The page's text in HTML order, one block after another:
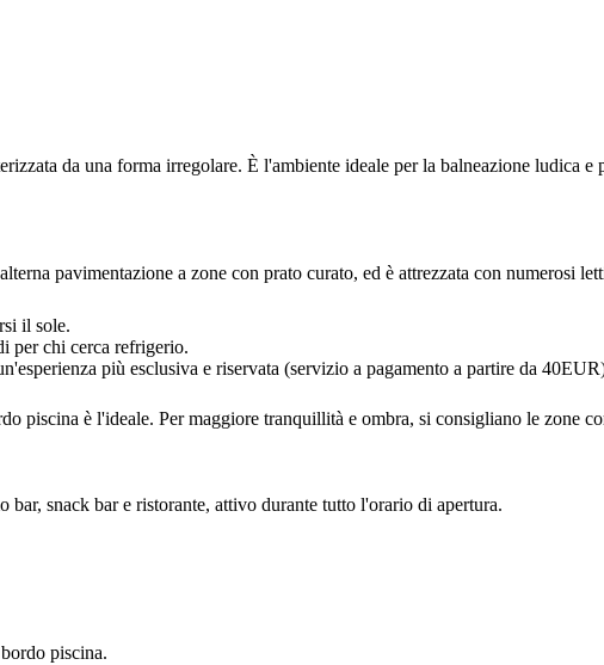
da una forma irregolare. È l'ambiente ideale per la balneazione ludica
pavimentazione a zone con prato curato, ed è attrezzata con numerosi
il sole.
per chi cerca refrigerio.
più esclusiva e riservata (servizio a pagamento a partire da
piscina è l'ideale. Per maggiore tranquillità e ombra, si consigliano le zone
snack bar e ristorante, attivo durante tutto l'orario di apertura.
piscina.